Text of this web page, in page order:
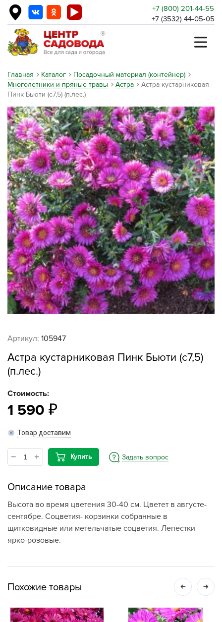
+7 (800) 201-44-55
+7 (3532) 44-05-05
Главная Каталог
Посадочный материал (контейнер)
Многолетники и пряные травы
Астра
Астра кустарниковая
Пинк Бьюти (с7,5) (п.лес.)
Артикул: 105947
Астра кустарниковая Пинк Бьюти (с7,5)
(п.лес.)
Стоимость:
1 590
Товар доставим
Купить Задать вопрос
Описание товара
Высота во время цветения 30-40 см. Цветет в августе-
сентябре. Соцветия- корзинки собранные в
щитковидные или метельчатые соцветия. Лепестки
ярко-розовые.
Похожие товары